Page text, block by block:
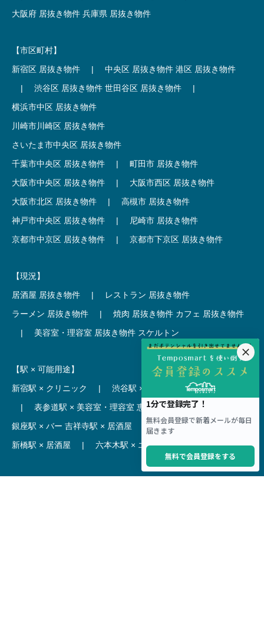
大阪府 居抜き物件 兵庫県 居抜き物件
【市区町村】
新宿区 居抜き物件
| 中央区 居抜き物件 港区 居抜き物件
|
渋谷区 居抜き物件 世田谷区 居抜き物件
|
横浜市中区 居抜き物件
川崎市川崎区 居抜き物件
さいたま市中央区 居抜き物件
千葉市中央区 居抜き物件
|
町田市 居抜き物件
大阪市中央区 居抜き物件
|
大阪市西区 居抜き物件
大阪市北区 居抜き物件
|
高槻市 居抜き物件
神戸市中央区 居抜き物件
|
尼崎市 居抜き物件
京都市中京区 居抜き物件
| 京都市下京区 居抜き物件
【現況】
居酒屋 居抜き物件
|
レストラン 居抜き物件
ラーメン 居抜き物件
| 焼肉 居抜き物件 カフェ 居抜き物件
|
美容室・理容室 居抜き物件 スケルトン
【駅 × 可能用途】
新宿駅 × クリニック
| 渋谷駅 × カフェ
池袋駅 × ラーメン
|
表参道駅 × 美容室・理容室 恵比寿駅 × レストラン
銀座駅 × バー 吉祥寺駅 × 居酒屋
麻布十番駅 × レストラン
新橋駅 × 居酒屋
| 六本木駅 × エステ・マッサージ・サロン